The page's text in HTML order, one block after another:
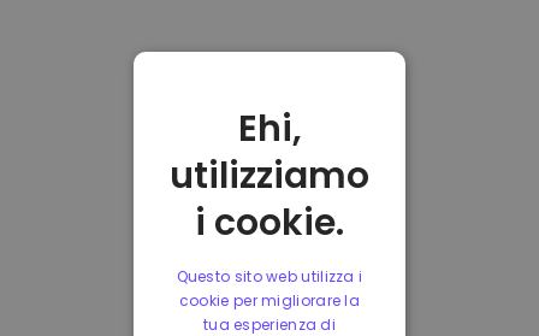
Ehi,
utilizziamo
i cookie.
Questo sito web utilizza i
cookie per migliorare la
tua esperienza di